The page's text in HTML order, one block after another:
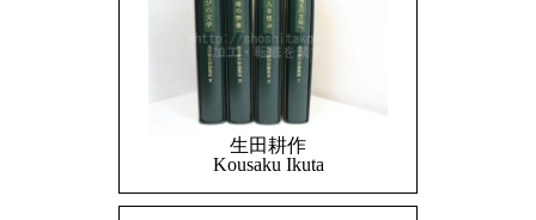
生田耕作
Kousaku Ikuta